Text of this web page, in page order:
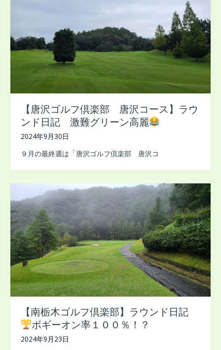
【唐沢ゴルフ倶楽部 唐沢コース】ラウ
ンド日記 激難グリーン高麗
2024年9月30日
９月の最終週は「唐沢ゴルフ倶楽部 唐沢コ
【南栃木ゴルフ倶楽部】ラウンド日記
ボギーオン率１００％！？
2024年9月23日